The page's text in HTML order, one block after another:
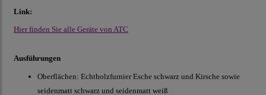
Link:
Hier finden Sie alle Geräte von ATC
Ausführungen
Oberflächen: Echtholzfurnier Esche schwarz und Kirsche sowie
seidenmatt schwarz und seidenmatt weiß